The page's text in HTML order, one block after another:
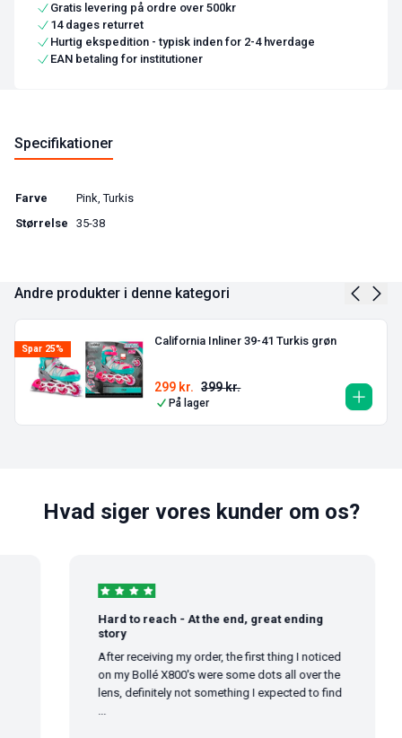
Gratis levering på ordre over 500kr
14 dages returret
Hurtig ekspedition - typisk inden for 2-4 hverdage
EAN betaling for institutioner
Specifikationer
Farve
Pink, Turkis
Størrelse
35-38
Andre produkter i denne kategori
Spar 25%
California Inliner 39-41 Turkis grøn
399kr.
299 kr.
På lager
Hvad siger vores kunder om os?
Hard to reach - At the end, great ending
story
After receiving my order, the first thing I noticed
on my Bollé X800's were some dots all over the
lens, definitely not something I expected to find